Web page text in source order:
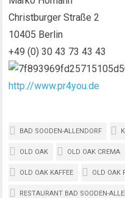
Christburger Straße 2
10405 Berlin
+49 (0) 30 43 73 43 43
http://www.pr4you.de
BAD SOODEN-ALLENDORF
OLD OAK OLD OAK CREMA
OLD OAK KAFFEE OLD OAK
RESTAURANT BAD SOODEN-